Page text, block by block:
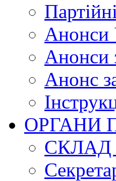
Анонси
Анонси
Анонс
ОРГАНИ
СКЛАД